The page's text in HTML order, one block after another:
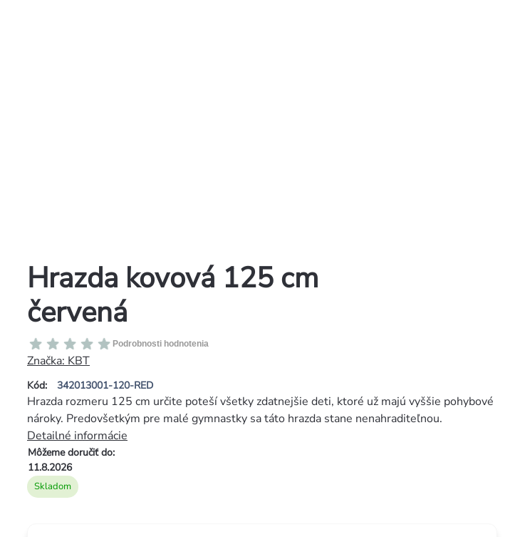
Hrazda kovová 125 cm
červená
Kód: 342013001-120-RED
Priemerné
hodnotenie
produktu
je
0,0
z
5
hviezdičiek.
Podrobnosti hodnotenia
Značka: KBT
Skladom
Môžeme doručiť do:
11.8.2026
Hrazda rozmeru 125 cm určite poteší všetky zdatnejšie deti, ktoré už majú vyššie pohybové
nároky. Predovšetkým pre malé gymnastky sa táto hrazda stane nenahraditeľnou.
Detailné informácie